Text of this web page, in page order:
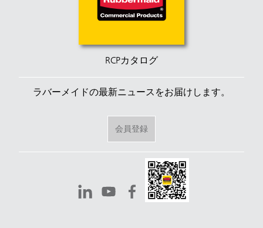
RCPカタログ
ラバーメイドの最新ニュースをお届けします。
会員登録